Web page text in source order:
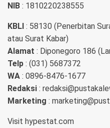
NIB : 1810220238555
KBLI : 58130 (Penerbitan
atau Surat Kabar)
Alamat : Diponegoro 186
Telp : (031) 5687372
WA : 0896-8476-1677
Redaksi :
Marketing :
Visit hypestat.com